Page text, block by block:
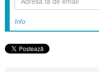
Info